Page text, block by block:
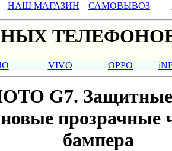
НАШ МАГАЗИН САМОВЫВОЗ
VIVO OPPO
G7.
прозрачные
бампера